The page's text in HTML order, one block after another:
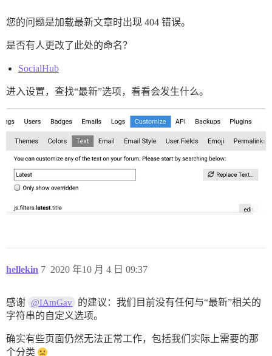
您的问题是加载最新文章时出现 404 错误。
是否有人更改了此处的命名？
SocialHub
进入设置，查找“最新”选项，看看会发生什么。
hellekin 2020 年10 月 4 日 09:37
7
感谢 @IAmGav
的建议：我们目前没有任何与“最新”相关的
字符串的自定义选项。
确实有些页面仍然无法正常工作，包括我们实际上需要的那
个分类